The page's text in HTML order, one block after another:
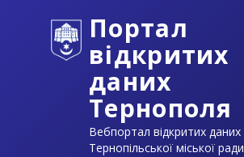
Портал
відкритих
даних
Тернополя
Вебпортал відкритих даних
Тернопільської міської ради